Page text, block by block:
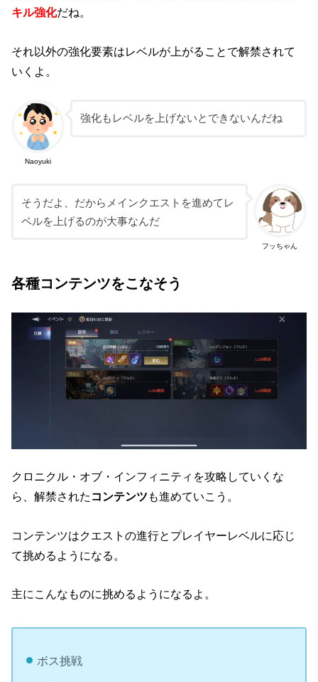
キル強化だね。
それ以外の強化要素はレベルが上がることで解禁されて
いくよ。
Naoyuki
強化もレベルを上げないとできないんだね
フッちゃん
そうだよ、だからメインクエストを進めてレ
ベルを上げるのが大事なんだ
各種コンテンツをこなそう
クロニクル・オブ・インフィニティを攻略していくな
ら、解禁された コンテンツ も進めていこう。
コンテンツはクエストの進行とプレイヤーレベルに応じ
て挑めるようになる。
主にこんなものに挑めるようになるよ。
ボス挑戦